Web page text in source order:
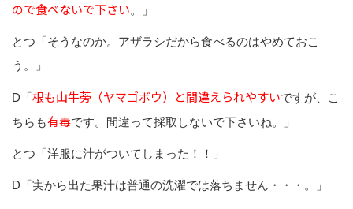
ので食べないで下さい。」
とつ「そうなのか。アザラシだから食べるのはやめておこ
う。」
D「根も山牛蒡（ヤマゴボウ）と間違えられやすいですが、こ
ちらも有毒です。間違って採取しないで下さいね。」
とつ「洋服に汁がついてしまった！！」
D「実から出た果汁は普通の洗濯では落ちません・・・。」